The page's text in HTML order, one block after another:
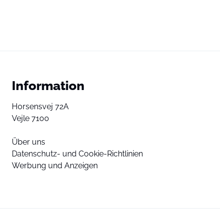
Information
Horsensvej 72A
Vejle 7100
Über uns
Datenschutz- und Cookie-Richtlinien
Werbung und Anzeigen